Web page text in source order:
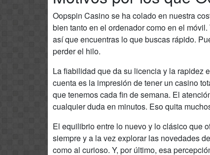
Oopspin Casino se ha colado en nuestra
bien tanto en el ordenador como en el
así que encuentras lo que buscas rápido.
perder el hilo.
La fiabilidad que da su licencia y la rapidez
cuenta es la impresión de tener un casino
que tenemos cada fin de semana. El
cualquier duda en minutos. Eso quita
El equilibrio entre lo nuevo y lo clásico que
siempre y a la vez explorar las novedades
como al curioso. Y, por último, esa